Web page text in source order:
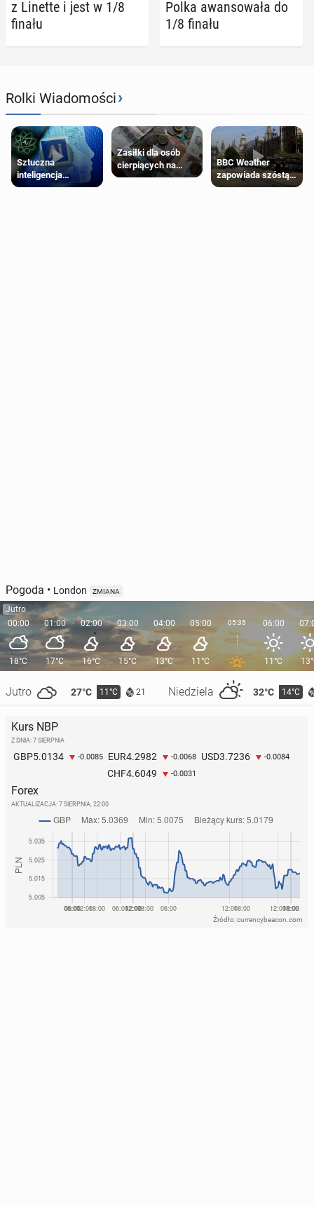
z Linette i jest w 1/8
finału
Polka awan­so­wa­ła do
1/8 finału
Rolki Wiadomości›
Sztuczna
inteligencja
próbowała oszukać
Zasiłki dla osób
cierpiących na
schorzenia
BBC Weather
zapowiada szóstą
falę upałów w
Pogoda • London ZMIANA
Jutro
00:00
18°C
Jutro 27°C 11°C 21 Niedziela 32°C 14°C
01:00
17°C
02:00
16°C
03:00
15°C
04:00
13°C
05:00
11°C
05:35 06:00
11°C
Kurs NBP
Z DNIA: 7 SIERPNIA
GBP5.0134 -0.0085 EUR4.2982 -0.0068 USD3.7236 -0.0084
CHF4.6049 -0.0031
Forex
AKTUALIZACJA: 7 SIERPNIA, 22:00
Źródło: currencybeacon.com